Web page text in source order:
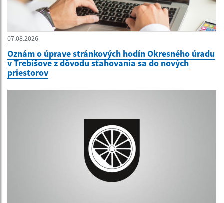
07.08.2026
Oznám o úprave stránkových hodín Okresného úradu
v Trebišove z dôvodu sťahovania sa do nových
priestorov